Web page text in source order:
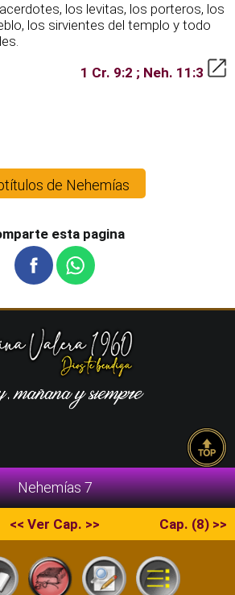
los levitas, los porteros, los
los sirvientes del templo y todo
1 Cr. 9:2 ; Neh. 11:3
de Nehemías
esta pagina
<< Ver Cap. >> Cap. (8) >>
Nehemías 7